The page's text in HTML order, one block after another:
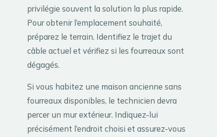
privilégie souvent la solution la plus rapide.
Pour obtenir l’emplacement souhaité,
préparez le terrain. Identifiez le trajet du
câble actuel et vérifiez si les fourreaux sont
dégagés.
Si vous habitez une maison ancienne sans
fourreaux disponibles, le technicien devra
percer un mur extérieur. Indiquez-lui
précisément l’endroit choisi et assurez-vous